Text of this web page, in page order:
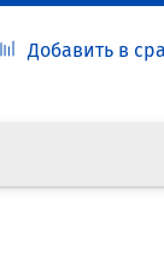
Добавить в